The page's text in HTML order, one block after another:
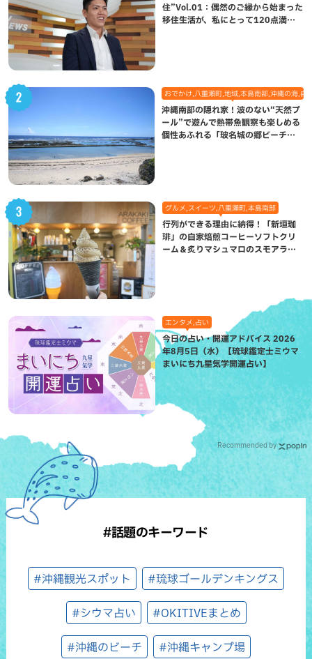
住”Vol.01：偶然のご縁から始まった
移住生活が、私にとって120点満点
おでかけ,八重瀬町,地域,本島南部,沖縄の海,自
沖縄南部の隠れ家！波のない“天然プ
ール”で遊んで熱帯魚観察も楽しめる
個性あふれる「玻名城の郷ビーチ」
グルメ,スイーツ,八重瀬町,本島南部
行列ができる理由に納得！「新垣珈
琲」の自家焙煎コーヒーソフトクリ
ーム＆炙りマシュマロのスモアラテ
エンタメ,占い
今日の占い・開運アドバイス 2026
年8月5日（水）【琉球鑑定士ミウマ
まいにち九星気学開運占い】
Recommended by
#話題のキーワード
#沖縄観光スポット #琉球ゴールデンキングス
#シウマ占い #OKITIVEまとめ
#沖縄のビーチ #沖縄キャンプ場